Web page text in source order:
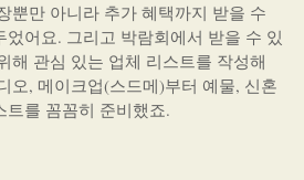
뿐만 아니라 추가 혜택까지 받을 수
어요. 그리고 박람회에서 받을 수 있
해 관심 있는 업체 리스트를 작성해
오, 메이크업(스드메)부터 예물, 신혼
트를 꼼꼼히 준비했죠.